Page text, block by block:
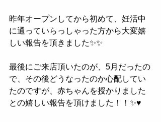
昨年オープンしてから初めて、妊活中
に通っていらっしゃった方から大変嬉
しい報告を頂きました✨✨
最後にご来店頂いたのが、5月だったの
で、その後どうなったのか心配してい
たのですが、赤ちゃんを授かりました
との嬉しい報告を頂けました！！✨♥